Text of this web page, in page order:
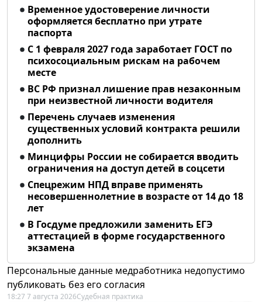
Временное удостоверение личности
оформляется бесплатно при утрате
паспорта
С 1 февраля 2027 года заработает ГОСТ по
психосоциальным рискам на рабочем
месте
ВС РФ признал лишение прав незаконным
при неизвестной личности водителя
Перечень случаев изменения
существенных условий контракта решили
дополнить
Минцифры России не собирается вводить
ограничения на доступ детей в соцсети
Спецрежим НПД вправе применять
несовершеннолетние в возрасте от 14 до 18
лет
В Госдуме предложили заменить ЕГЭ
аттестацией в форме государственного
экзамена
Персональные данные медработника недопустимо
публиковать без его согласия
18:27 7 августа 2026Судебная практика